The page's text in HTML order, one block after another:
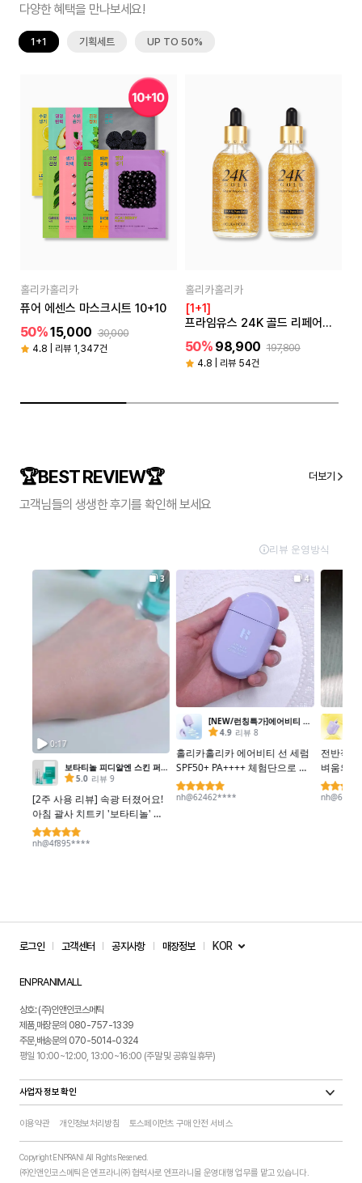
다양한 혜택을 만나보세요!
1+1 기획세트 UP TO 50%
홀리카홀리카
퓨어 에센스 마스크시트 10+10
50%15,000 30,000
4.8 | 리뷰 1,347건
홀리카홀리카
[1+1]
프라임유스 24K 골드 리페어
앰플EX 100ml
50% 98,900 197,800
4.8 | 리뷰 54건
🏆BEST REVIEW🏆 더보기
고객님들의 생생한 후기를 확인해 보세요
로그인 고객센터 공지사항 매장정보 KOR
ENPRANIMALL
상호: (주)인앤인코스메틱
제품,매장문의 080-757-1339
주문,배송문의 070-5014-0324
평일 10:00~12:00, 13:00~16:00 (주말 및 공휴일 휴무)
사업자 정보 확인
이용약관 개인정보처리방침 토스페이먼츠 구매 안전 서비스
Copyright ENPRANI All Rights Reserved.
㈜인앤인코스메틱은 엔프라니㈜ 협력사로 엔프라니몰 운영대행 업무를 맡고 있습니다.